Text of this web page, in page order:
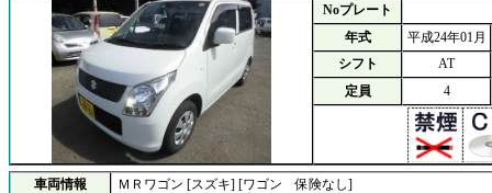
Noプレート
年式
平成24年01月
シフト
AT
定員
4
車両情報
ＭＲワゴン [スズキ] [ワゴン 保険なし]